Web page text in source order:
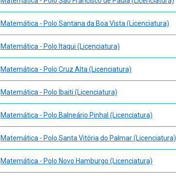
Matemática - Polo Santana da Boa Vista (Licenciatura)
Matemática - Polo Itaqui (Licenciatura)
Matemática - Polo Cruz Alta (Licenciatura)
Matemática - Polo Ibaiti (Licenciatura)
Matemática - Polo Balneário Pinhal (Licenciatura)
Matemática - Polo Santa Vitória do Palmar (Licenciatura)
Matemática - Polo Novo Hamburgo (Licenciatura)